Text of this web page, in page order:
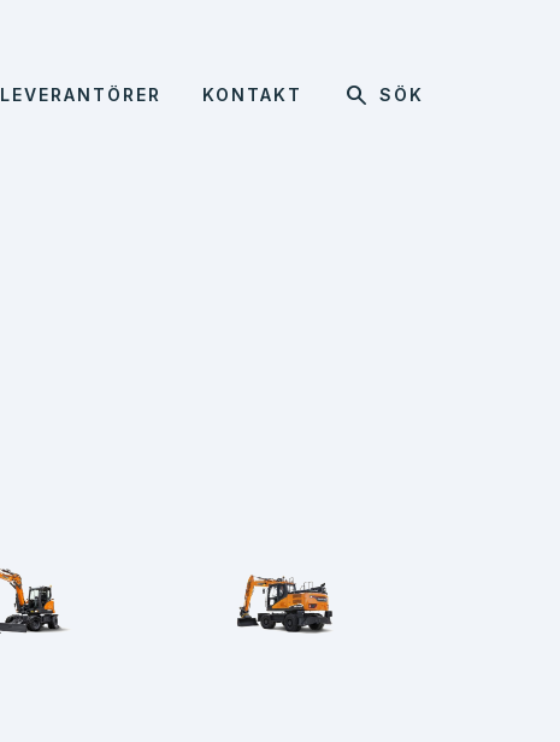
LEVERANTÖRER KONTAKT search SÖK